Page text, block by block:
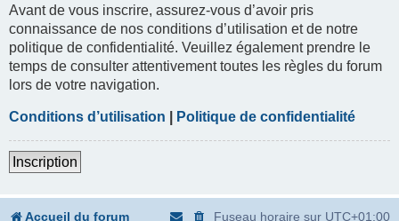
Avant de vous inscrire, assurez-vous d’avoir pris
connaissance de nos conditions d’utilisation et de notre
politique de confidentialité. Veuillez également prendre le
temps de consulter attentivement toutes les règles du forum
lors de votre navigation.
Conditions d’utilisation Politique de confidentialité
Inscription
Accueil du forum Fuseau horaire sur UTC+01:00